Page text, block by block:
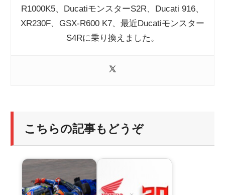
R1000K5、DucatiモンスターS2R、Ducati 916、
XR230F、GSX-R600 K7、最近Ducatiモンスター
S4Rに乗り換えました。
こちらの記事もどうぞ